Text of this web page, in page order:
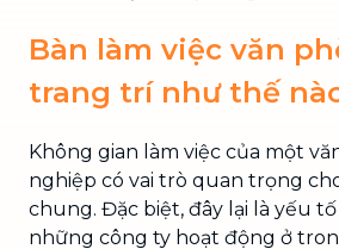
Bàn làm việc văn
trang trí như thế
Không gian làm việc của một
nghiệp có vai trò quan trọng
chung. Đặc biệt, đây lại là yếu
những công ty hoạt động ở